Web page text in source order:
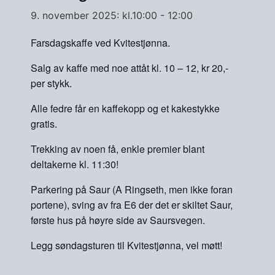
9. november 2025: kl.10:00 - 12:00
Farsdagskaffe ved Kvitestjønna.
Salg av kaffe med noe attåt kl. 10 – 12, kr 20,-
per stykk.
Alle fedre får en kaffekopp og et kakestykke
gratis.
Trekking av noen få, enkle premier blant
deltakerne kl. 11:30!
Parkering på Saur (A Ringseth, men ikke foran
portene), sving av fra E6 der det er skiltet Saur,
første hus på høyre side av Saursvegen.
Legg søndagsturen til Kvitestjønna, vel møtt!